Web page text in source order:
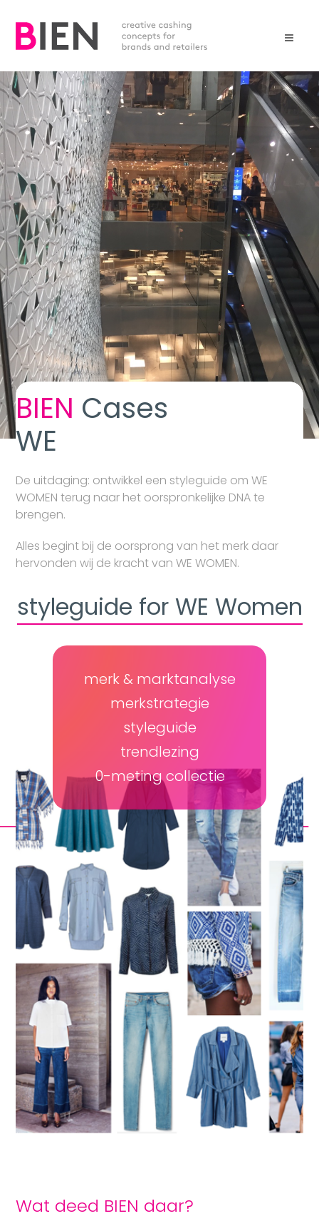
BIEN Cases
WE
De uitdaging: ontwikkel een styleguide om WE
WOMEN terug naar het oorspronkelijke DNA te
brengen.
Alles begint bij de oorsprong van het merk daar
hervonden wij de kracht van WE WOMEN.
styleguide for WE Women
merk & marktanalyse
merkstrategie
styleguide
trendlezing
0-meting collectie
Wat deed BIEN daar?